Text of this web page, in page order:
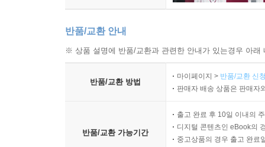
반품/교환 안내
※ 상품 설명에 반품/교환과 관련한 안내가 있는경우 아
반품/교환 방법
마이페이지 > 반품/교환 신
판매자 배송 상품은 판매자
반품/교환 가능기간
출고 완료 후 10일 이내의
디지털 콘텐츠인 eBook의
중고상품의 경우 출고 완료